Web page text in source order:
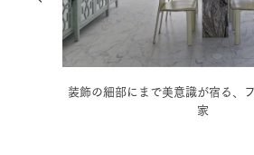
木の温もりに和の趣を取り入れた
住宅